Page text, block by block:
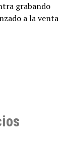
grabando
a la venta